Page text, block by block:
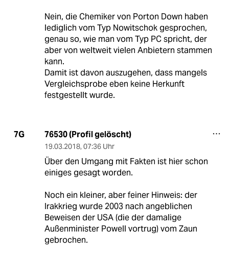
Nein, die Chemiker von Porton Down haben
lediglich vom Typ Nowitschok gesprochen,
genau so, wie man vom Typ PC spricht, der
aber von weltweit vielen Anbietern stammen
kann.
Damit ist davon auszugehen, dass mangels
Vergleichsprobe eben keine Herkunft
festgestellt wurde.
7G 76530 (Profil gelöscht)
19.03.2018, 07:36 Uhr
Über den Umgang mit Fakten ist hier schon
einiges gesagt worden.
Noch ein kleiner, aber feiner Hinweis: der
Irakkrieg wurde 2003 nach angeblichen
Beweisen der USA (die der damalige
Außenminister Powell vortrug) vom Zaun
gebrochen.